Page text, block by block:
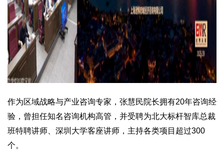
作为区域战略与产业咨询专家，张慧民院长拥有20年咨询经
验，曾担任知名咨询机构高管，并受聘为北大标杆智库总裁
班特聘讲师、深圳大学客座讲师，主持各类项目超过300
个。